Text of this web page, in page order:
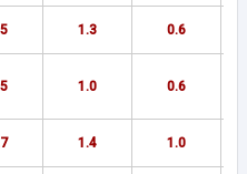
1.3 0.6
1.0 0.6
1.4 1.0